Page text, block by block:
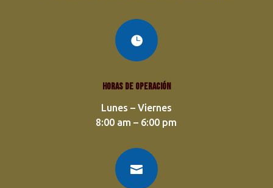

Horas de operación
Lunes – Viernes
8:00 am – 6:00 pm
